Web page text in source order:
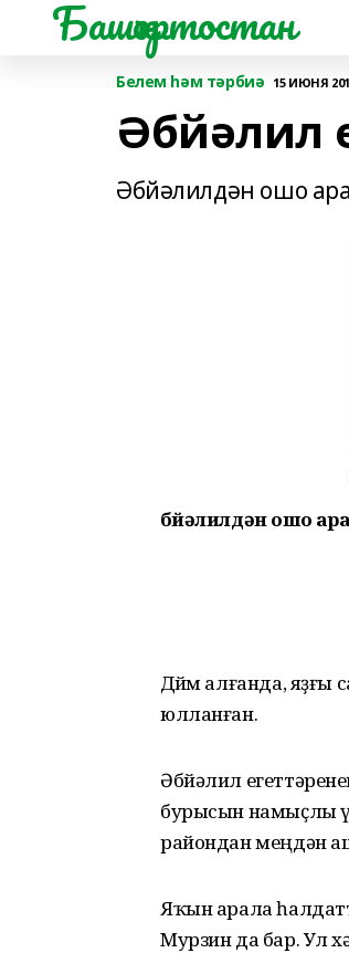
Башҡортостан
Белем һәм тәрбиә 15 ИЮНЯ
Әбйәлил
Әбйәлилдән ошо
Әбйәлилдән ошо
Дөйөм алғанда,
юлланған.
Әбйәлил
бурысын намыҫлы
райондан меңдән
Яҡын арала
Мурзин да бар. Ул